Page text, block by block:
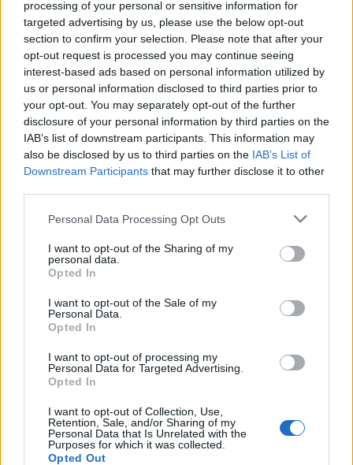
processing of your personal or sensitive information for
targeted advertising by us, please use the below opt-out
section to confirm your selection. Please note that after your
opt-out request is processed you may continue seeing
interest-based ads based on personal information utilized by
us or personal information disclosed to third parties prior to
your opt-out. You may separately opt-out of the further
disclosure of your personal information by third parties on the
IAB’s list of downstream participants. This information may
also be disclosed by us to third parties on the IAB’s List of
Downstream Participants that may further disclose it to other
Personal Data Processing Opt Outs
I want to opt-out of the Sharing of my
personal data.
Opted In
I want to opt-out of the Sale of my
Personal Data.
Opted In
I want to opt-out of processing my
Personal Data for Targeted Advertising.
Opted In
I want to opt-out of Collection, Use,
Retention, Sale, and/or Sharing of my
Personal Data that Is Unrelated with the
Purposes for which it was collected.
Opted Out
Nőileg
Sándor Ella: Na, indíts, s
menjünk!
A rovat további cikkei